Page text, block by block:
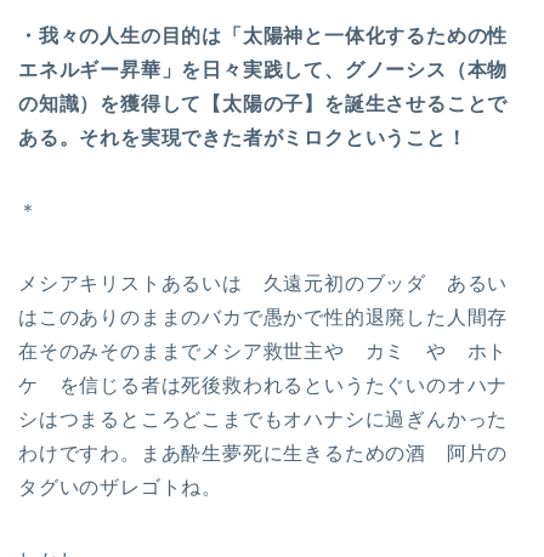
・我々の人生の目的は「太陽神と一体化するための性
エネルギー昇華」を日々実践して、グノーシス（本物
の知識）を獲得して【太陽の子】を誕生させることで
ある。それを実現できた者がミロクということ！
＊
メシアキリストあるいは 久遠元初のブッダ あるい
はこのありのままのバカで愚かで性的退廃した人間存
在そのみそのままでメシア救世主や カミ や ホト
ケ を信じる者は死後救われるというたぐいのオハナ
シはつまるところどこまでもオハナシに過ぎんかった
わけですわ。まあ酔生夢死に生きるための酒 阿片の
タグいのザレゴトね。